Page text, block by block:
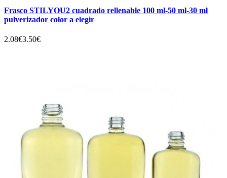
Frasco STILYOU2 cuadrado rellenable 100 ml-50 ml-30 ml
pulverizador color a elegir
2.08€3.50€